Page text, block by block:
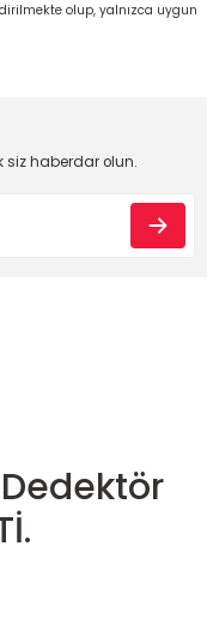
olup, yalnızca uygun
siz haberdar olun.